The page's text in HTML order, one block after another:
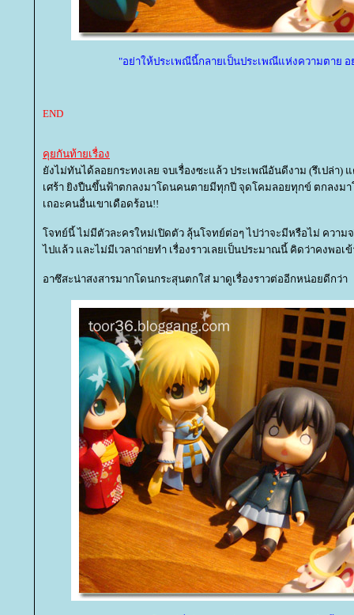
"อย่าให้ประเพณีนี้กลายเป็นประเพณีแห่งความตาย
END
คุยกันท้ายเรื่อง
งไม่ทันได้ลอยกระทงเลย จบเรื่องซะแล้ว ประเพณีอันดีงาม (รึเปล่า)
เศร้า ยิงปืนขึ้นฟ้าตกลงมาโดนคนตายมีทุกปี จุดโคมลอยทุกข์ ตกลงม
เถอะคนอื่นเขาเดือดร้อน!!
จทย์นี้ ไม่มีตัวละครใหม่เปิดตัว ลุ้นโจทย์ต่อๆ ไปว่าจะมีหรือไม่ ความ
ไปแล้ว และไม่มีเวลาถ่ายทำ เรื่องราวเลยเป็นประมาณนี้ คิดว่าคงพอเ
อาซึสะน่าสงสารมากโดนกระสุนตกใส่ มาดูเรื่องราวต่ออีกหน่อยดีกว่า